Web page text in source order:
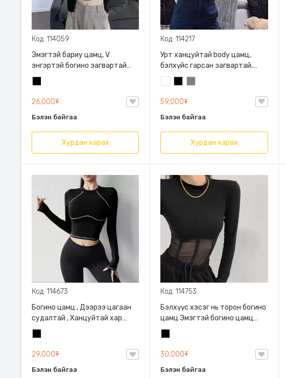
Код: 114059
Эмэгтэй бариу цамц, V
энгэртэй богино загвартай
урт ханцуйтай цамц
26,000₮
Бэлэн байгаа
Хурдан харах
Код: 114217
Урт ханцуйтай body цамц,
бэлхүйс гарсан загвартай.
Суналттай
59,000₮
Бэлэн байгаа
Хурдан харах
Код: 114673
Богино цамц , Дээрээ цагаан
судалтай , Ханцуйтай хар
өнгөтэй цамц, Дээрээ цагаан
судалтай , Ханцуйтай хар
өнгөтэй цамц
29,000₮
Бэлэн байгаа
Код: 114753
Бэлхүүс хэсэг нь торон богино
цамц Эмэгтэй богино цамц
Эмэгтэй торон цамц Эмэгтэй
бэлэн хувцас Эмэгтэй нимгэн
цамц
30,000₮
Бэлэн байгаа